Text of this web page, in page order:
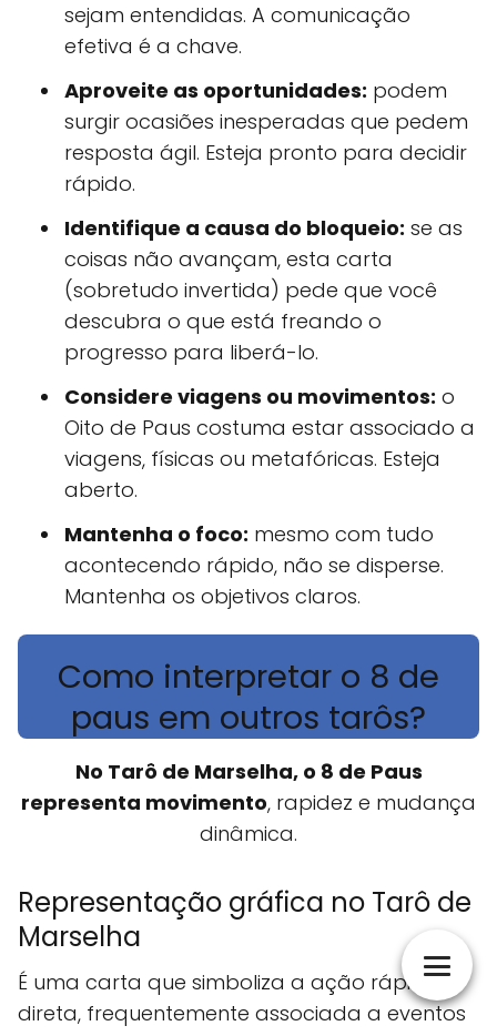
sejam entendidas. A comunicação
efetiva é a chave.
Aproveite as oportunidades: podem
surgir ocasiões inesperadas que pedem
resposta ágil. Esteja pronto para decidir
rápido.
Identifique a causa do bloqueio: se as
coisas não avançam, esta carta
(sobretudo invertida) pede que você
descubra o que está freando o
progresso para liberá-lo.
Considere viagens ou movimentos: o
Oito de Paus costuma estar associado a
viagens, físicas ou metafóricas. Esteja
aberto.
Mantenha o foco: mesmo com tudo
acontecendo rápido, não se disperse.
Mantenha os objetivos claros.
Como interpretar o 8 de
paus em outros tarôs?
No Tarô de Marselha, o 8 de Paus
representa movimento, rapidez e mudança
dinâmica.
Representação gráfica no Tarô de
Marselha
É uma carta que simboliza a ação rápida e
direta, frequentemente associada a eventos